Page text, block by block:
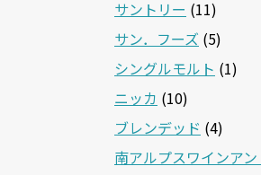
サントリー (11)
サン．フーズ (5)
シングルモルト (1)
ニッカ (10)
ブレンデッド (4)
南アルプスワインア